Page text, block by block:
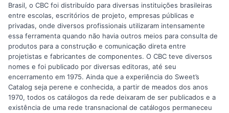
Brasil, o CBC foi distribuído para diversas instituições brasileiras
entre escolas, escritórios de projeto, empresas públicas e
privadas, onde diversos profissionais utilizaram intensamente
essa ferramenta quando não havia outros meios para consulta de
produtos para a construção e comunicação direta entre
projetistas e fabricantes de componentes. O CBC teve diversos
nomes e foi publicado por diversas editoras, até seu
encerramento em 1975. Ainda que a experiência do Sweet’s
Catalog seja perene e conhecida, a partir de meados dos anos
1970, todos os catálogos da rede deixaram de ser publicados e a
existência de uma rede transnacional de catálogos permaneceu